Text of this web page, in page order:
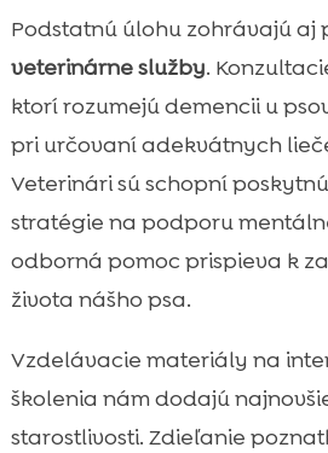
Podstatnú úlohu zohrávajú aj
veterinárne služby.
ktorí rozumejú demencii u
pri určovaní adekvátnych
Veterinári sú schopní
stratégie na podporu
odborná pomoc prispieva k
života nášho psa.
Vzdelávacie materiály na
školenia nám dodajú
starostlivosti. Zdieľanie